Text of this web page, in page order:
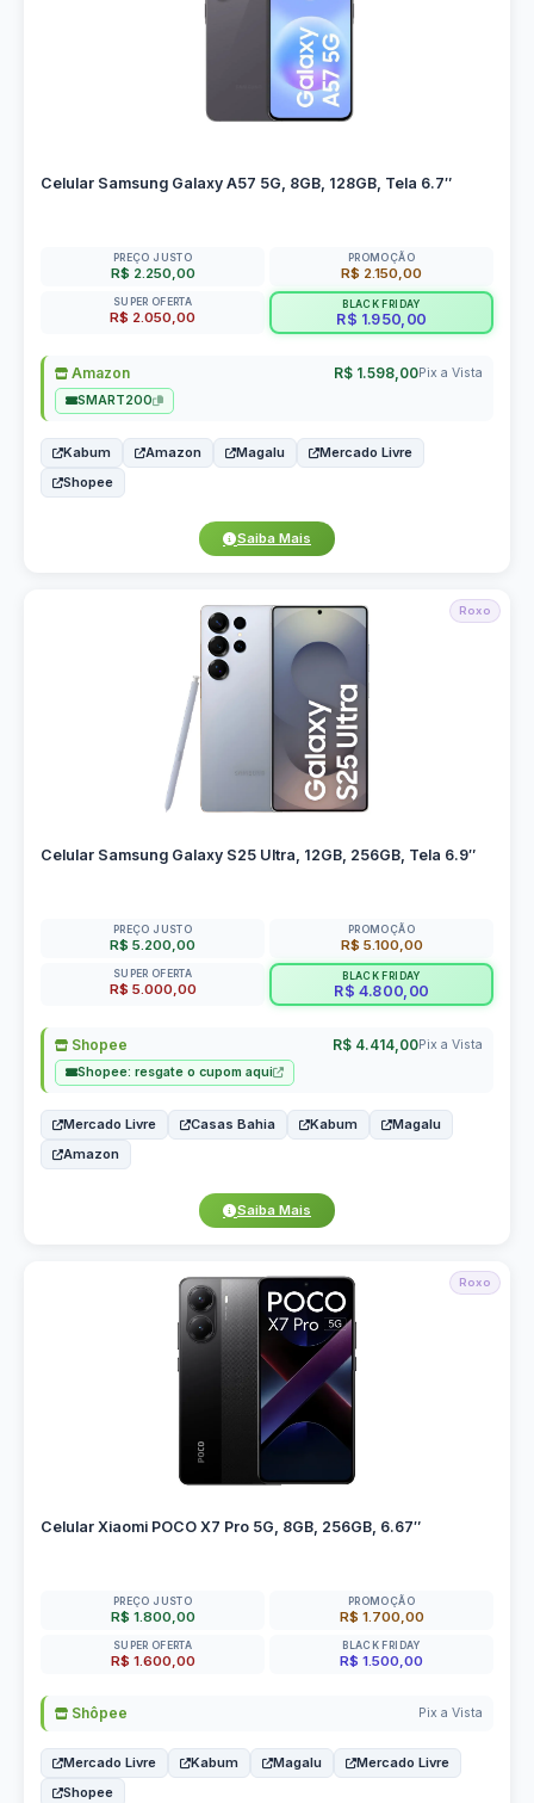
Celular Samsung Galaxy A57 5G, 8GB, 128GB, Tela 6.7″
PREÇO JUSTO
R$ 2.250,00
PROMOÇÃO
R$ 2.150,00
SUPER OFERTA
R$ 2.050,00
BLACK FRIDAY
R$ 1.950,00
Amazon R$ 1.598,00Pix a Vista
SMART200
Kabum Amazon Magalu
Mercado Livre
Shopee
Saiba Mais
Roxo
Celular Samsung Galaxy S25 Ultra, 12GB, 256GB, Tela 6.9″
PREÇO JUSTO
R$ 5.200,00
PROMOÇÃO
R$ 5.100,00
SUPER OFERTA
R$ 5.000,00
BLACK FRIDAY
R$ 4.800,00
Shopee R$ 4.414,00Pix a Vista
Shopee: resgate o cupom aqui
Mercado Livre Casas Bahia Kabum
Magalu
Amazon
Saiba Mais
Roxo
Celular Xiaomi POCO X7 Pro 5G, 8GB, 256GB, 6.67″
PREÇO JUSTO
R$ 1.800,00
PROMOÇÃO
R$ 1.700,00
SUPER OFERTA
R$ 1.600,00
BLACK FRIDAY
R$ 1.500,00
Shôpee Pix a Vista
Mercado Livre Kabum Magalu
Mercado Livre
Shopee